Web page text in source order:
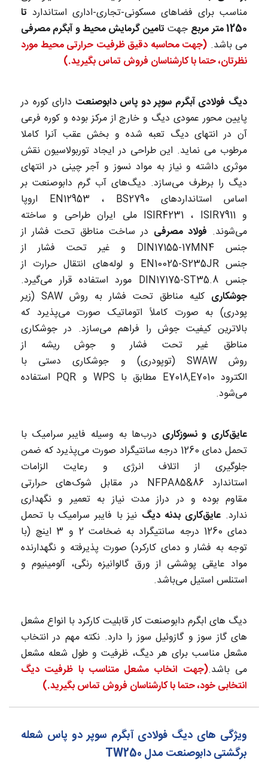
مناسب برای فضاهای مسکونی-تجاری-اداری استاندارد تا
1250 متر مربع
جهت تامین گرمایش محیط و آبگرم مصرفی
می باشد. (جهت محاسبه دقیق ظرفیت حرارتی محیط مورد
نظرتان، حتما با کارشناسان فروش تماس بگیرید.)
دیگ فولادی آبگرم سوپر دو پاس دابوصنعت دارای کوره در
پایین محور عمودی دیگ و خارج از مرکز بوده و کوره فرعی
آن در انتهای دیگ تعبه شده و بخش عقب آنرا کاملا
مرطوب می نماید. این طراحی در ایجاد توربولاسیون نقش
موثری داشته و نیاز به مواد نسوز و آجر چینی در انتهای
دیگ را برطرف می‌سازد. دیگ‌های آب گرم دابوصنعت بر
اساس استانداردهای EN12953 ، BS2790 اروپا
و ISIR4231 ، ISIR7911 ملی ایران طراحی و ساخته
می‌شوند. فولاد مصرفی در ساخت مناطق تحت فشار از
جنس DIN17155-17MN4 و غیر تحت فشار از
جنس EN10025-S235JR و لوله‌های انتقال حرارت از
جنس DIN17175-ST35.8 مورد استفاده قرار می‌گیرد.
جوشکاری
کلیه مناطق تحت فشار به روش SAW (زیر
پودری) به صورت کاملاً اتوماتیک صورت می‌پذیرد که
بالاترین کیفیت جوش را فراهم می‌سازد. در جوشکاری
مناطق غیر تحت فشار و جوش ریشه از
روش SWAW (توپودری) و جوشکاری دستی با
الکترود E7018,E7010 مطابق با WPS و PQR استفاده
می‌شود.
عایق‌کاری و نسوزکاری درب‌ها به وسیله فایبر سرامیک با
تحمل دمای 1260 درجه سانتیگراد صورت می‌پذیرد که ضمن
جلوگیری از اتلاف انرژی و رعایت الزامات
استاندارد NFPA85&86 در مقابل شوک‌های حرارتی
مقاوم بوده و در دراز مدت نیاز به تعمیر و نگهداری
ندارد. عایق‌کاری بدنه دیگ نیز با فایبر سرامیک با تحمل
دمای 1260 درجه سانتیگراد به ضخامت 2 و 3 اینچ (با
توجه به فشار و دمای کارکرد) صورت پذیرفته و نگهدارنده
مواد عایقی پوششی از ورق گالوانیزه رنگی، آلومینیوم و
استنلس استیل می‌باشد.
دیگ های ابگرم دابوصنعت کار قابلیت کارکرد با انواع مشعل
های گاز سوز و گازوئیل سوز را دارد. نکته مهم در انتخاب
مشعل مناسب برای هر دیگ، ظرفیت و طول شعله مشعل
می باشد.(جهت انخاب مشعل متناسب با ظرفیت دیگ
انتخابی خود، حتما با کارشناسان فروش تماس بگیرید.)
ویژگی های دیگ فولادی آبگرم سوپر دو پاس شعله
برگشتی دابوصنعت مدل TW250